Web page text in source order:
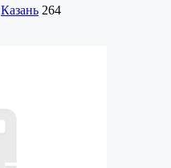
Казань 264